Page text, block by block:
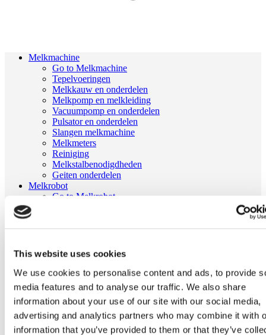
This website uses cookies
We use cookies to personalise content and ads, to provide
media features and to analyse our traffic. We also share
information about your use of our site with our social media,
advertising and analytics partners who may combine it with
information that you’ve provided to them or that they’ve
Melkmachine
Go to Melkmachine
Tepelvoeringen
Melkkauw en onderdelen
Melkpomp en melkleiding
Vacuumpomp en onderdelen
Pulsator en onderdelen
Slangen melkmachine
Melkmeters
Reiniging
Melkstalbenodigdheden
Geiten onderdelen
Melkrobot
Go to Melkrobot
GEA MIone
Stal benodigdheden
Go to Stal benodigdheden
Koeborstel
Ambic onderdelen
Minimelkers
stalartikelen
Skelex